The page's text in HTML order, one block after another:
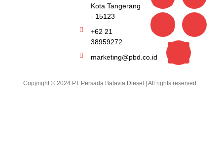
Kota Tangerang
- 15123
+62 21
38959272
marketing@pbd.co.id
Copyright © 2024 PT Persada Batavia Diesel | All rights reserved.